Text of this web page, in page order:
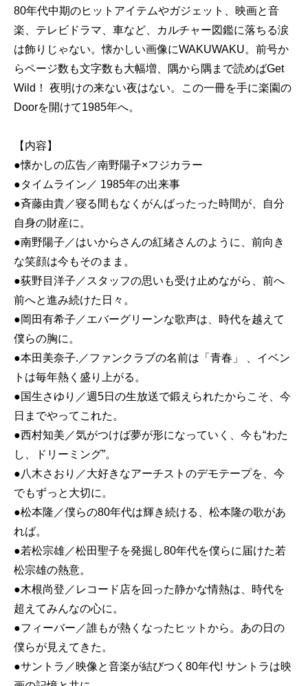
80年代中期のヒットアイテムやガジェット、映画と音
楽、テレビドラマ、車など、カルチャー図鑑に落ちる涙
は飾りじゃない。懐かしい画像にWAKUWAKU。前号か
らページ数も文字数も大幅増、隅から隅まで読めばGet
Wild！ 夜明けの来ない夜はない。この一冊を手に楽園の
Doorを開けて1985年へ。
【内容】
●懐かしの広告／南野陽子×フジカラー
●タイムライン／ 1985年の出来事
●斉藤由貴／寝る間もなくがんばったった時間が、自分
自身の財産に。
●南野陽子／はいからさんの紅緒さんのように、前向き
な笑顔は今もそのまま。
●荻野目洋子／スタッフの思いも受け止めながら、前へ
前へと進み続けた日々。
●岡田有希子／エバーグリーンな歌声は、時代を越えて
僕らの胸に。
●本田美奈子.／ファンクラブの名前は「青春」 、イベン
トは毎年熱く盛り上がる。
●国生さゆり／週5日の生放送で鍛えられたからこそ、今
日までやってこれた。
●西村知美／気がつけば夢が形になっていく、今も“わた
し、ドリーミング”。
●八木さおり／大好きなアーチストのデモテープを、今
でもずっと大切に。
●松本隆／僕らの80年代は輝き続ける、松本隆の歌があ
れば。
●若松宗雄／松田聖子を発掘し80年代を僕らに届けた若
松宗雄の熱意。
●木根尚登／レコード店を回った静かな情熱は、時代を
超えてみんなの心に。
●フィーバー／誰もが熱くなったヒットから。あの日の
僕らが見えてきた。
●サントラ／映像と音楽が結びつく80年代! サントラは映